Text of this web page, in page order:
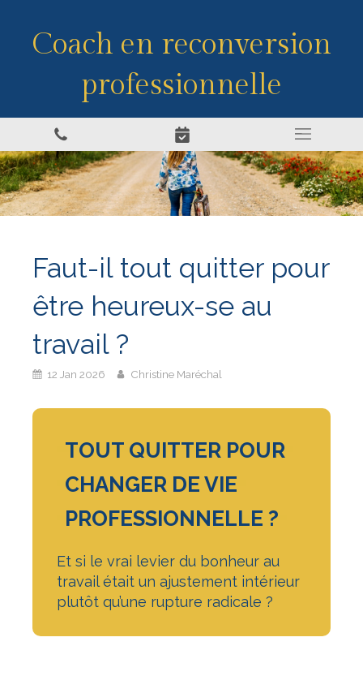
Coach en reconversion
professionnelle
Faut-il tout quitter pour
être heureux-se au
travail ?
12 Jan 2026 Christine Maréchal
TOUT QUITTER POUR
CHANGER DE VIE
PROFESSIONNELLE ?
Et si le vrai levier du bonheur au
travail était un ajustement intérieur
plutôt qu’une rupture radicale ?